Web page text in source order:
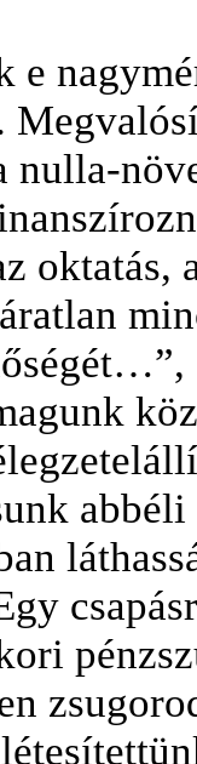
e
nulla-
oktatás,